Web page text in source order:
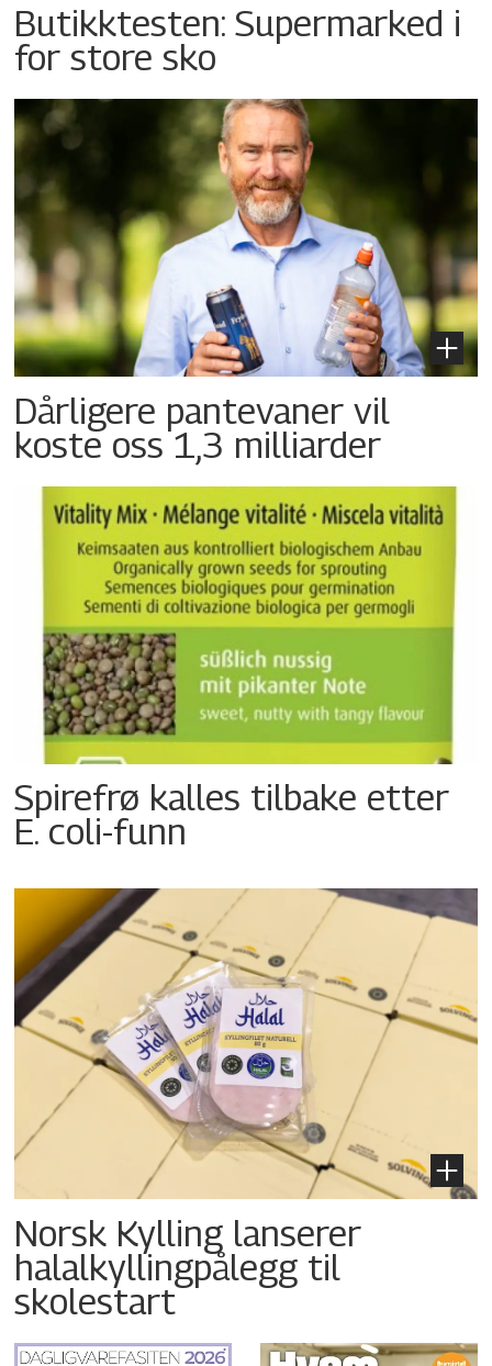
Butikktesten: Supermarked i
for store sko
Dårligere pantevaner vil
koste oss 1,3 milliarder
Spirefrø kalles tilbake etter
E. coli-funn
Norsk Kylling lanserer
halalkyllingpålegg til
skolestart